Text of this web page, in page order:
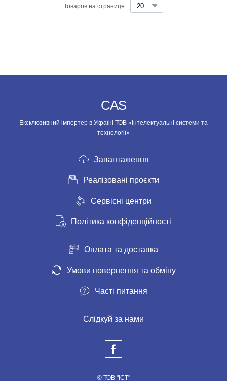
Товаров на странице:
CAS
Ексклюзивний імпортер в Україні ТОВ «Інтелектуальні системи та
технології»
Завантаження
Реалізовані проєкти
Сервісні центри
Політика конфіденційності
Оплата та доставка
Умови повернення та обміну
Часті питання
Слідкуй за нами
© ТОВ "ІСТ"